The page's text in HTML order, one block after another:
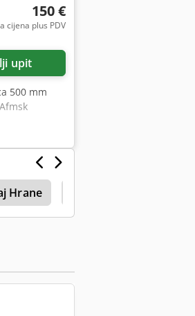
Zatražite više slika
150 €
cijena plus PDV
upit
500 mm
Hrane